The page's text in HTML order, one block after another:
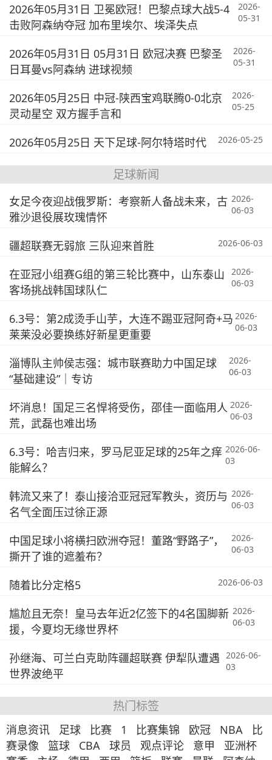
2026年05月31日 卫冕欧冠！巴黎点球大战5-4
击败阿森纳夺冠 加布里埃尔、埃泽失点
2026-
05-31
2026年05月31日 05月31日 欧冠决赛 巴黎圣
日耳曼vs阿森纳 进球视频
2026-
05-31
2026年05月25日 中冠-陕西宝鸡联腾0-0北京
灵动星空 双方握手言和
2026-
05-25
2026年05月25日 天下足球-阿尔特塔时代 2026-05-25
足球新闻
女足今夜迎战俄罗斯：考察新人备战未来，古
雅沙退役展玫瑰情怀
2026-
06-03
疆超联赛无弱旅 三队迎来首胜 2026-06-03
在亚冠小组赛G组的第三轮比赛中，山东泰山
客场挑战韩国球队仁
2026-
06-03
6.3号：第2成烫手山芋，大连不踢亚冠阿奇+马
莱莱没必要换练好新星更重要
2026-
06-03
淄博队主帅侯志强：城市联赛助力中国足球
“基础建设”｜专访
2026-
06-03
坏消息！国足三名悍将受伤，邵佳一面临用人
荒，武磊也难出场
2026-
06-03
6.3号：哈吉归来，罗马尼亚足球的25年之痒
能解么？
2026-06-
03
韩流又来了！泰山接洽亚冠冠军教头，资历与
名气全面压过徐正源
2026-
06-03
中国足球小将横扫欧洲夺冠！董路“野路子”，
撕开了谁的遮羞布？
2026-
06-03
随着比分定格5 2026-06-03
尴尬且无奈！皇马去年近2亿签下的4名国脚新
援，今夏均无缘世界杯
2026-
06-03
孙继海、可兰白克助阵疆超联赛 伊犁队遭遇
世界波绝平
2026-06-
03
热门标签
消息资讯 足球 比赛 1 比赛集锦 欧冠 NBA
比
赛录像
篮球 CBA 球员 观点评论 意甲
亚洲杯